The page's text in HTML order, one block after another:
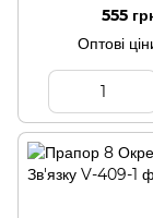
Полк
555
Оптові